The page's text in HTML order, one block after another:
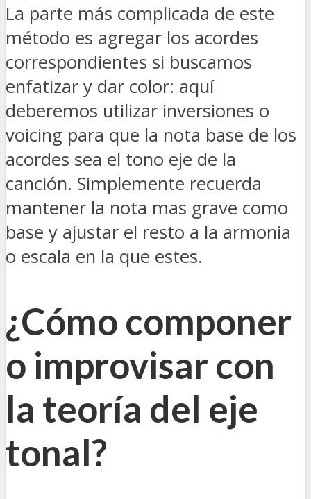
La parte más complicada de este
método es agregar los acordes
correspondientes si buscamos
enfatizar y dar color: aquí
deberemos utilizar inversiones o
voicing para que la nota base de los
acordes sea el tono eje de la
canción. Simplemente recuerda
mantener la nota mas grave como
base y ajustar el resto a la armonia
o escala en la que estes.
¿Cómo componer
o improvisar con
la teoría del eje
tonal?